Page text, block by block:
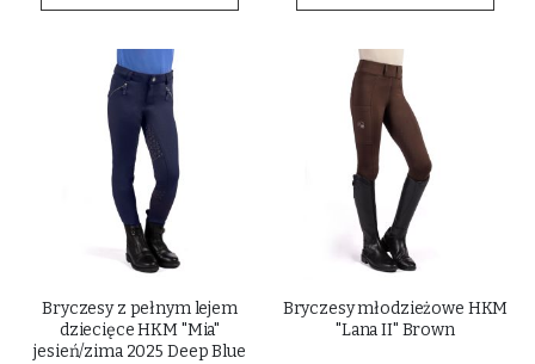
Bryczesy z pełnym lejem
dziecięce HKM "Mia"
jesień/zima 2025 Deep Blue
Bryczesy młodzieżowe HKM
"Lana II" Brown